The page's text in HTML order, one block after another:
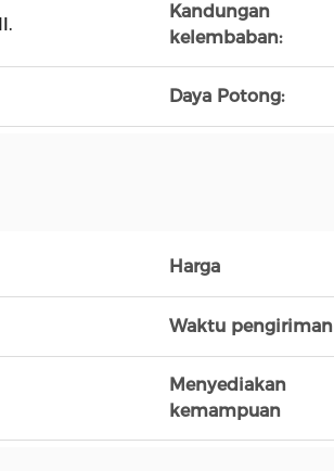
Kandungan
kelembaban:
Daya Potong:
Harga
Waktu pengiriman
Menyediakan
kemampuan